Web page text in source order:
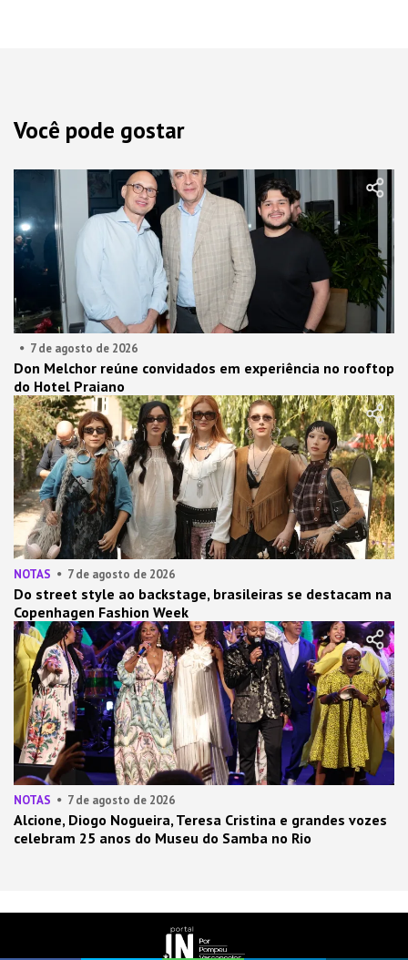
Você pode gostar
7 de agosto de 2026
Don Melchor reúne convidados em experiência no rooftop
do Hotel Praiano
NOTAS 7 de agosto de 2026
Do street style ao backstage, brasileiras se destacam na
Copenhagen Fashion Week
NOTAS 7 de agosto de 2026
Alcione, Diogo Nogueira, Teresa Cristina e grandes vozes
celebram 25 anos do Museu do Samba no Rio